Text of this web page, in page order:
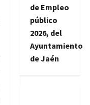
de Empleo
público
2026, del
Ayuntamiento
de Jaén